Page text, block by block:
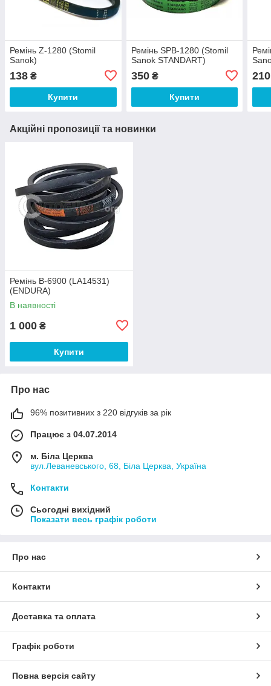
Ремінь Z-1280 (Stomil
Sanok)
138 ₴
Купити
Ремінь SPB-1280 (Stomil
Sanok STANDART)
350₴
Купити
210
Акційні пропозиції та новинки
Ремінь B-6900 (LA14531)
(ENDURA)
В наявності
1 000 ₴
Купити
Про нас
96% позитивних з 220 відгуків за рік
Працює з 04.07.2014
м. Біла Церква
вул.Леваневського, 68, Біла Церква, Україна
Контакти
Сьогодні вихідний
Показати весь графік роботи
Про нас
Контакти
Доставка та оплата
Графік роботи
Повна версія сайту